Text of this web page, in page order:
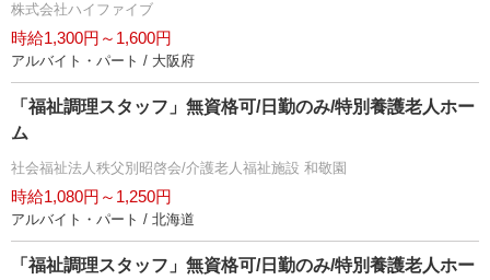
株式会社ハイファイブ
時給1,300円～1,600円
アルバイト・パート / 大阪府
「福祉調理スタッフ」無資格可/日勤のみ/特別養護老人ホー
ム
社会福祉法人秩父別昭啓会/介護老人福祉施設 和敬園
時給1,080円～1,250円
アルバイト・パート / 北海道
「福祉調理スタッフ」無資格可/日勤のみ/特別養護老人ホー